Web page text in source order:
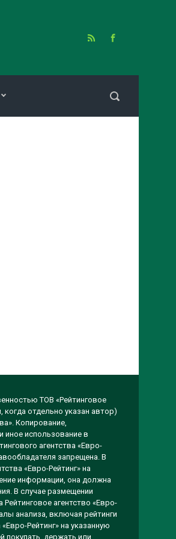
ТОВ «Рейтинговое
когда отдельно указан автор)
Копирование,
иное использование в
агентства «Евро-
запрещена. В
«Евро-Рейтинг» на
информации, она должна
В случае размещении
агентство «Евро-
анализа, включая рейтинги
Рейтинг» на указанную
покупать, держать или